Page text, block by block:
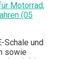
Motorrad,
(05
und
sowie